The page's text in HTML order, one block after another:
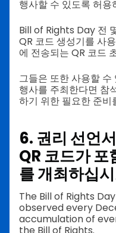
행사할 수 있도록 허용
Bill of Rights Day 전
QR 코드 생성기를 사
에 전송되는 QR 코드
그들은 또한 사용할 수
행사를 주최한다면 참
하기 위한 필요한 준비
6. 권리 선언
QR 코드가 포
를 개최하십
The Bill of Rights
observed every
accumulation of